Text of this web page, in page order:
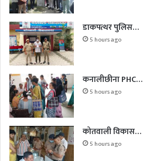
डाकपत्थर पुलिस…
5 hours ago
कनालीछीना PHC…
5 hours ago
कोतवाली विकास…
5 hours ago